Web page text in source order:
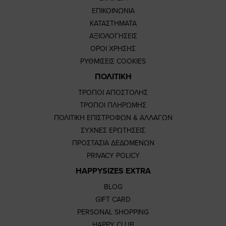
ΕΠΙΚΟΙΝΩΝΙΑ
ΚΑΤΑΣΤΗΜΑΤΑ
ΑΞΙΟΛΟΓΗΣΕΙΣ
ΟΡΟΙ ΧΡΗΣΗΣ
ΡΥΘΜΙΣΕΙΣ COOKIES
ΠΟΛΙΤΙΚΗ
ΤΡΟΠΟΙ ΑΠΟΣΤΟΛΗΣ
ΤΡΟΠΟΙ ΠΛΗΡΩΜΗΣ
ΠΟΛΙΤΙΚΗ ΕΠΙΣΤΡΟΦΩΝ & ΑΛΛΑΓΩΝ
ΣΥΧΝΕΣ ΕΡΩΤΗΣΕΙΣ
ΠΡΟΣΤΑΣΙΑ ΔΕΔΟΜΕΝΩΝ
PRIVACY POLICY
HAPPYSIZES EXTRA
BLOG
GIFT CARD
PERSONAL SHOPPING